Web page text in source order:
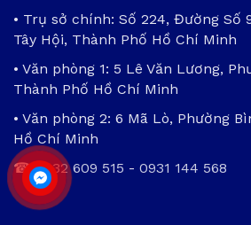
• Trụ sở chính: Số 224, Đường Số
Tây Hội, Thành Phố Hồ Chí Minh
• Văn phòng 1: 5 Lê Văn Lương,
Thành Phố Hồ Chí Minh
• Văn phòng 2: 6 Mã Lò, Phường
Hồ Chí Minh
☎0932 609 515 - 0931 144 568